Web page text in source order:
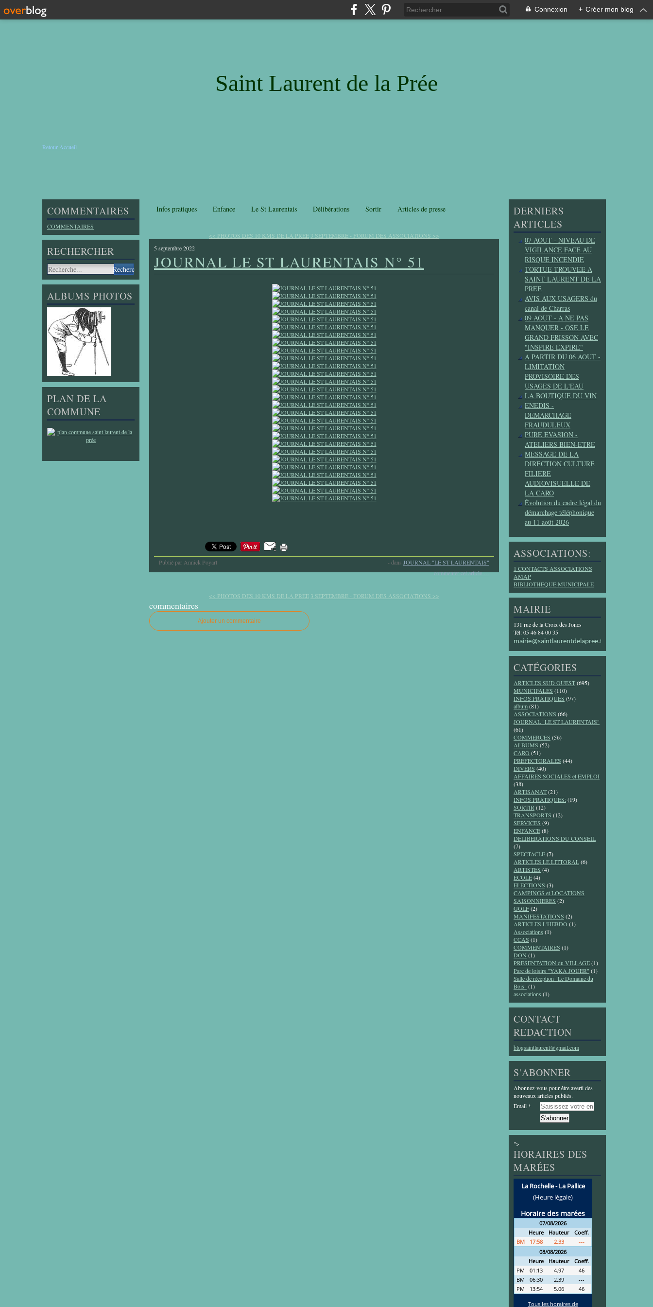
Connexion + Créer mon blog
Saint Laurent de la Prée
Retour Accueil
COMMENTAIRES
COMMENTAIRES
RECHERCHER
ALBUMS PHOTOS
PLAN DE LA
COMMUNE
Infos pratiques Enfance Le St Laurentais Délibérations Sortir Articles de presse
<< PHOTOS DES 10 KMS DE LA PREE 3 SEPTEMBRE - FORUM DES ASSOCIATIONS >>
5 septembre 2022
JOURNAL LE ST LAURENTAIS N° 51
Publié par Annick Poyart - dans JOURNAL "LE ST LAURENTAIS"
commenter cet article…
<< PHOTOS DES 10 KMS DE LA PREE 3 SEPTEMBRE - FORUM DES ASSOCIATIONS >>
commentaires
Ajouter un commentaire
DERNIERS
ARTICLES
07 AOUT - NIVEAU DE
VIGILANCE FACE AU
RISQUE INCENDIE
TORTUE TROUVEE A
SAINT LAURENT DE LA
PREE
AVIS AUX USAGERS du
canal de Charras
09 AOUT - A NE PAS
MANQUER - OSE LE
GRAND FRISSON AVEC
"INSPIRE EXPIRE"
A PARTIR DU 06 AOUT -
LIMITATION
PROVISOIRE DES
USAGES DE L'EAU
LA BOUTIQUE DU VIN
ENEDIS -
DEMARCHAGE
FRAUDULEUX
PURE EVASION -
ATELIERS BIEN-ETRE
MESSAGE DE LA
DIRECTION CULTURE
FILIERE
AUDIOVISUELLE DE
LA CARO
Évolution du cadre légal du
démarchage téléphonique
au 11 août 2026
ASSOCIATIONS:
1 CONTACTS ASSOCIATIONS
AMAP
BIBLIOTHEQUE MUNICIPALE
MAIRIE
131 rue de la Croix des Joncs
Tél: 05 46 84 00 35
mairie@saintlaurentdelapree.fr
CATÉGORIES
ARTICLES SUD OUEST(695)
MUNICIPALES (110)
INFOS PRATIQUES (97)
album(81)
ASSOCIATIONS (66)
JOURNAL "LE ST LAURENTAIS"
(61)
COMMERCES (56)
ALBUMS (52)
CARO (51)
PREFECTORALES (44)
DIVERS (40)
AFFAIRES SOCIALES et EMPLOI
(38)
ARTISANAT(21)
INFOS PRATIQUES: (19)
SORTIR (12)
TRANSPORTS (12)
SERVICES (9)
ENFANCE(8)
DELIBERATIONS DU CONSEIL
(7)
SPECTACLE(7)
ARTICLES LE LITTORAL(6)
ARTISTES (4)
ECOLE(4)
ELECTIONS (3)
CAMPINGS et LOCATIONS
SAISONNIERES (2)
GOLF(2)
MANIFESTATIONS (2)
ARTICLES L'HEBDO (1)
Associations (1)
CCAS (1)
COMMENTAIRES (1)
DON (1)
PRESENTATION du VILLAGE(1)
Parc de loisirs "YAKA JOUER" (1)
Salle de réception "Le Domaine du
Bois" (1)
associations (1)
CONTACT
REDACTION
blogsaintlaurent@gmail.com
S'ABONNER
Abonnez-vous pour être averti des
nouveaux articles publiés.
Email
">
HORAIRES DES
MARÉES